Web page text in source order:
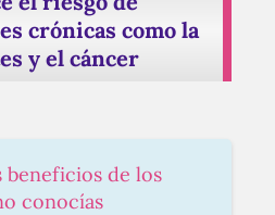
crónicas como la
y el cáncer
beneficios de los
conocías